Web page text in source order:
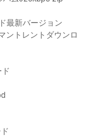
最新バージョン
ントレントダウンロ